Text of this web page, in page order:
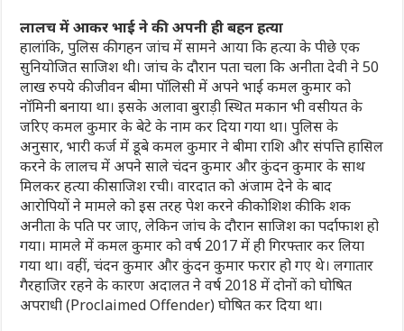
लालच में आकर भाई ने की अपनी ही बहन हत्या
हालांकि, पुलिस की गहन जांच में सामने आया कि हत्या के पीछे एक
सुनियोजित साजिश थी। जांच के दौरान पता चला कि अनीता देवी ने 50
लाख रुपये की जीवन बीमा पॉलिसी में अपने भाई कमल कुमार को
नॉमिनी बनाया था। इसके अलावा बुराड़ी स्थित मकान भी वसीयत के
जरिए कमल कुमार के बेटे के नाम कर दिया गया था। पुलिस के
अनुसार, भारी कर्ज में डूबे कमल कुमार ने बीमा राशि और संपत्ति हासिल
करने के लालच में अपने साले चंदन कुमार और कुंदन कुमार के साथ
मिलकर हत्या की साजिश रची। वारदात को अंजाम देने के बाद
आरोपियों ने मामले को इस तरह पेश करने की कोशिश की कि शक
अनीता के पति पर जाए, लेकिन जांच के दौरान साजिश का पर्दाफाश हो
गया। मामले में कमल कुमार को वर्ष 2017 में ही गिरफ्तार कर लिया
गया था। वहीं, चंदन कुमार और कुंदन कुमार फरार हो गए थे। लगातार
गैरहाजिर रहने के कारण अदालत ने वर्ष 2018 में दोनों को घोषित
अपराधी (Proclaimed Offender) घोषित कर दिया था।